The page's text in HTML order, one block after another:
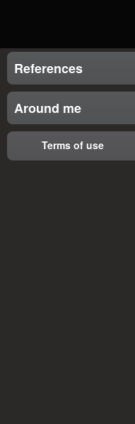
References
Around me
Terms of use